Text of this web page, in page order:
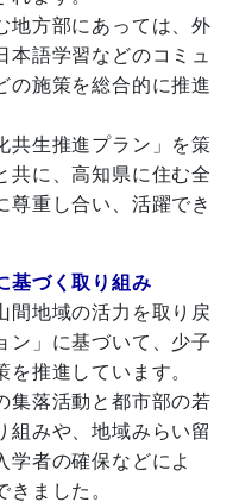
方部にあっては、外
本語学習などのコミュ
の施策を総合的に推進
生推進プラン」を策
共に、高知県に住む全
尊重し合い、活躍でき
基づく取り組み
地域の活力を取り戻
ン」に基づいて、少子
推進しています。
落活動と都市部の若
組みや、地域みらい留
学者の確保などによ
ました。